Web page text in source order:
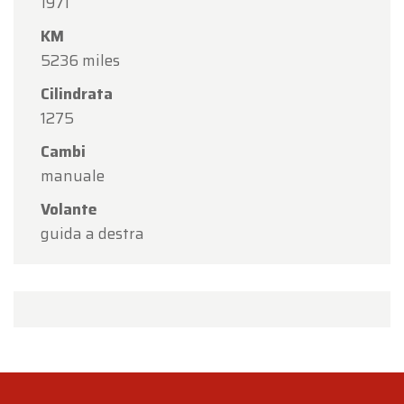
KM
5236 miles
Cilindrata
1275
Cambi
manuale
Volante
guida a destra